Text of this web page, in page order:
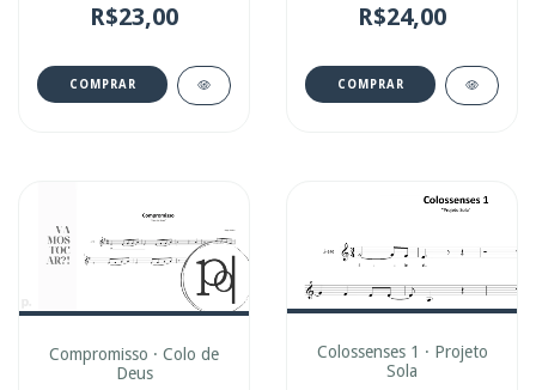
R$23,00
COMPRAR
R$24,00
COMPRAR
Compromisso · Colo de
Deus
Colossenses 1 · Projeto
Sola